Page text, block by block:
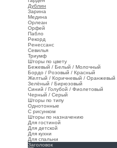
Дублин
Зарина
Медина
Орлеан
Орфей
Пабло
Рекорд
Ренессанс
Севилья
Триумф
Шторы по цвету
Бежевый / Белый / Молочный
Бордо / Розовый / Красный
Желтый / Коричневый / Оранжевый
Зелёный / Бирюзовый
Синий / Голубой / Фиолетовый
Черный / Серый
Шторы по типу
Однотонные
С рисунком
Шторы по назначению
Для гостиной
Для детской
Для кухни
Для спальни
Заголовок